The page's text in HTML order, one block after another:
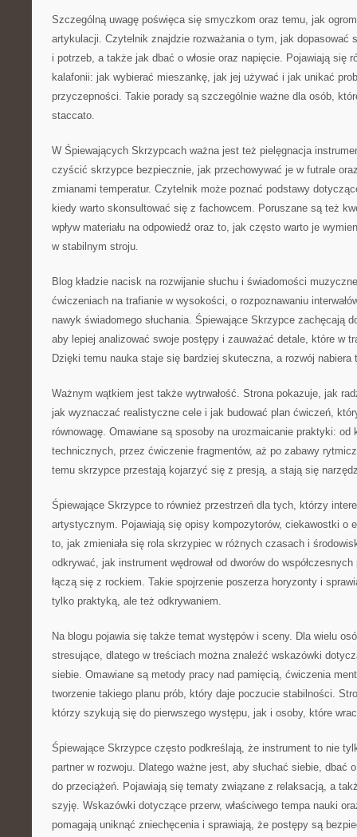
Szczególną uwagę poświęca się smyczkom oraz temu, jak
artykulacji. Czytelnik znajdzie rozważania o tym, jak dopasować
i potrzeb, a także jak dbać o włosie oraz napięcie. Pojawiają się
kalafonii: jak wybierać mieszankę, jak jej używać i jak unikać
przyczepności. Takie porady są szczególnie ważne dla osób,
staccato.
W Śpiewających Skrzypcach ważna jest też pielęgnacja
czyścić skrzypce bezpiecznie, jak przechowywać je w futrale
zmianami temperatur. Czytelnik może poznać podstawy
kiedy warto skonsultować się z fachowcem. Poruszane są też
wpływ materiału na odpowiedź oraz to, jak często warto je
w stabilnym stroju.
Blog kładzie nacisk na rozwijanie słuchu i świadomości
ćwiczeniach na trafianie w wysokości, o rozpoznawaniu
nawyk świadomego słuchania. Śpiewające Skrzypce zachęcają
aby lepiej analizować swoje postępy i zauważać detale, które w
Dzięki temu nauka staje się bardziej skuteczna, a rozwój nabiera
Ważnym wątkiem jest także wytrwałość. Strona pokazuje, jak
jak wyznaczać realistyczne cele i jak budować plan ćwiczeń,
równowagę. Omawiane są sposoby na urozmaicanie praktyki: od
technicznych, przez ćwiczenie fragmentów, aż po zabawy
temu skrzypce przestają kojarzyć się z presją, a stają się
Śpiewające Skrzypce to również przestrzeń dla tych, którzy
artystycznym. Pojawiają się opisy kompozytorów, ciekawostki o
to, jak zmieniała się rola skrzypiec w różnych czasach i
odkrywać, jak instrument wędrował od dworów do
łączą się z rockiem. Takie spojrzenie poszerza horyzonty i
tylko praktyką, ale też odkrywaniem.
Na blogu pojawia się także temat występów i sceny. Dla wielu
stresujące, dlatego w treściach można znaleźć wskazówki
siebie. Omawiane są metody pracy nad pamięcią, ćwiczenia
tworzenie takiego planu prób, który daje poczucie stabilności.
którzy szykują się do pierwszego występu, jak i osoby, które
Śpiewające Skrzypce często podkreślają, że instrument to nie
partner w rozwoju. Dlatego ważne jest, aby słuchać siebie, dbać
do przeciążeń. Pojawiają się tematy związane z relaksacją, a
szyję. Wskazówki dotyczące przerw, właściwego tempa nauki
pomagają uniknąć zniechęcenia i sprawiają, że postępy są